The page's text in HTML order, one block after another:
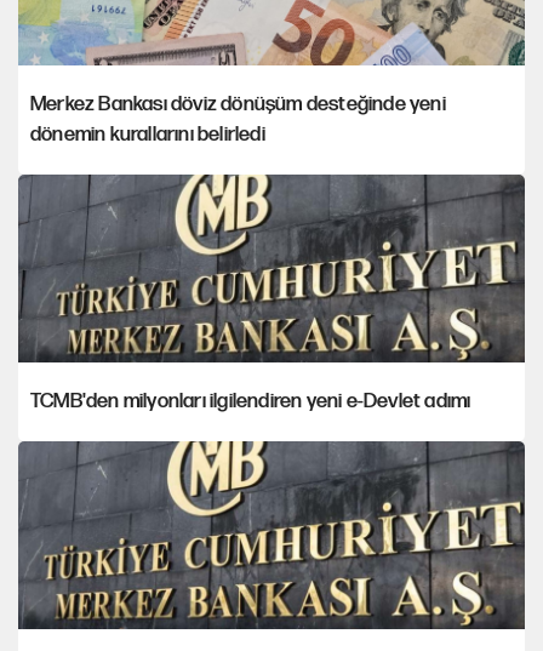
Merkez Bankası döviz dönüşüm desteğinde yeni
dönemin kurallarını belirledi
TCMB'den milyonları ilgilendiren yeni e-Devlet adımı